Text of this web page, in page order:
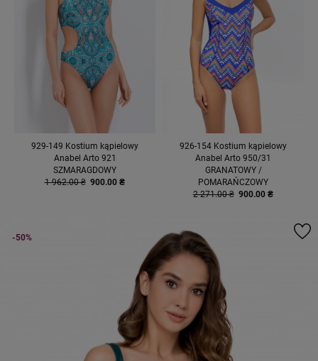
929-149 Kostium kąpielowy
Anabel Arto 921
SZMARAGDOWY
1 962.00 ₴ 900.00 ₴
926-154 Kostium kąpielowy
Anabel Arto 950/31
GRANATOWY /
POMARAŃCZOWY
2 271.00 ₴ 900.00 ₴
-50%